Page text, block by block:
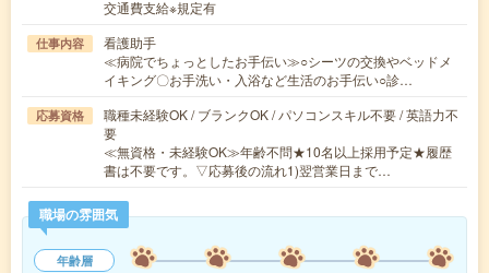
交通費支給※規定有
仕事内容
看護助手
≪病院でちょっとしたお手伝い≫○シーツの交換やベッドメ
イキング〇お手洗い・入浴など生活のお手伝い○診…
応募資格
職種未経験OK / ブランクOK / パソコンスキル不要 / 英語力不
要
≪無資格・未経験OK≫年齢不問★10名以上採用予定★履歴
書は不要です。▽応募後の流れ1)翌営業日まで…
職場の雰囲気
年齢層